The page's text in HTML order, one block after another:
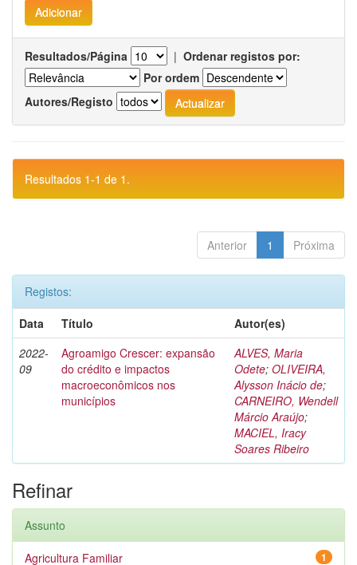
Resultados/Página | Ordenar registos por:
Por ordem
Autores/Registo
Resultados 1-1 de 1.
Anterior 1 Próxima
Registos:
Data
Título
Autor(es)
2022-
09
Agroamigo Crescer: expansão
do crédito e impactos
macroeconômicos nos
municípios
ALVES, Maria
Odete; OLIVEIRA,
Alysson Inácio de;
CARNEIRO, Wendell
Márcio Araújo;
MACIEL, Iracy
Soares Ribeiro
Refinar
Assunto
1
Agricultura Familiar